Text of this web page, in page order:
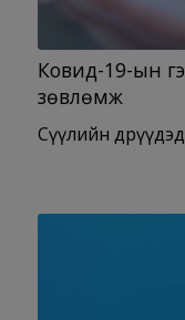
Ковид-19-ын
зөвлөмж
Сүүлийн